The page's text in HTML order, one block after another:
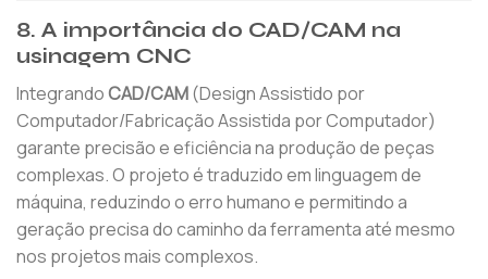
8. A importância do CAD/CAM na
usinagem CNC
IntegrandoCAD/CAM(Design Assistido por
Computador/Fabricação Assistida por Computador)
garante precisão e eficiência na produção de peças
complexas. O projeto é traduzido em linguagem de
máquina, reduzindo o erro humano e permitindo a
geração precisa do caminho da ferramenta até mesmo
nos projetos mais complexos.